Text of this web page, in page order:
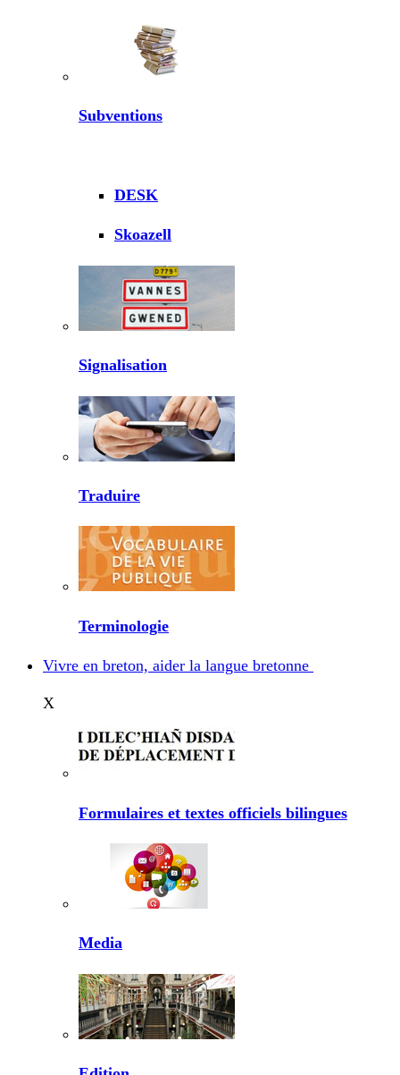
Subventions
DESK
Skoazell
Signalisation
Traduire
Terminologie
Vivre en breton, aider la langue bretonne
X
Formulaires et textes officiels bilingues
Media